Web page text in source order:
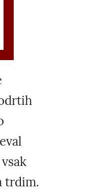
trdim.